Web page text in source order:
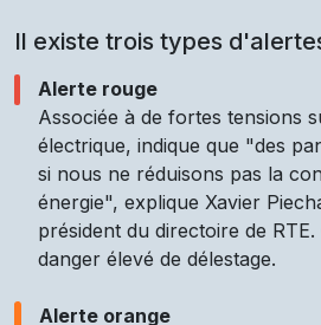
Il existe trois types
Alerte rouge
Associée à de fortes tensions
électrique, indique que "des
si nous ne réduisons pas la
énergie", explique Xavier
président du directoire de
danger élevé de délestage.
Alerte orange